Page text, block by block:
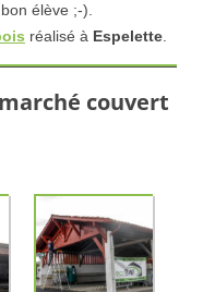
élève ;-).
réalisé à Espelette
couvert